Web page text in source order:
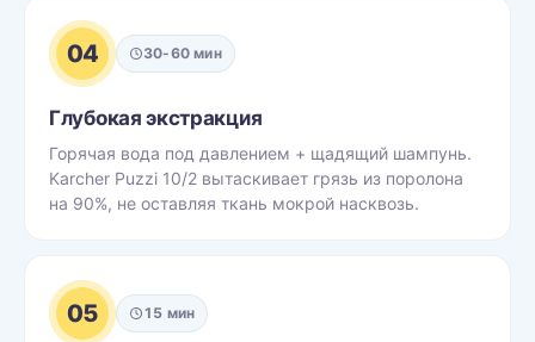
04 30-60 мин
Глубокая экстракция
Горячая вода под давлением + щадящий шампунь.
Karcher Puzzi 10/2 вытаскивает грязь из поролона
на 90%, не оставляя ткань мокрой насквозь.
05 15 мин